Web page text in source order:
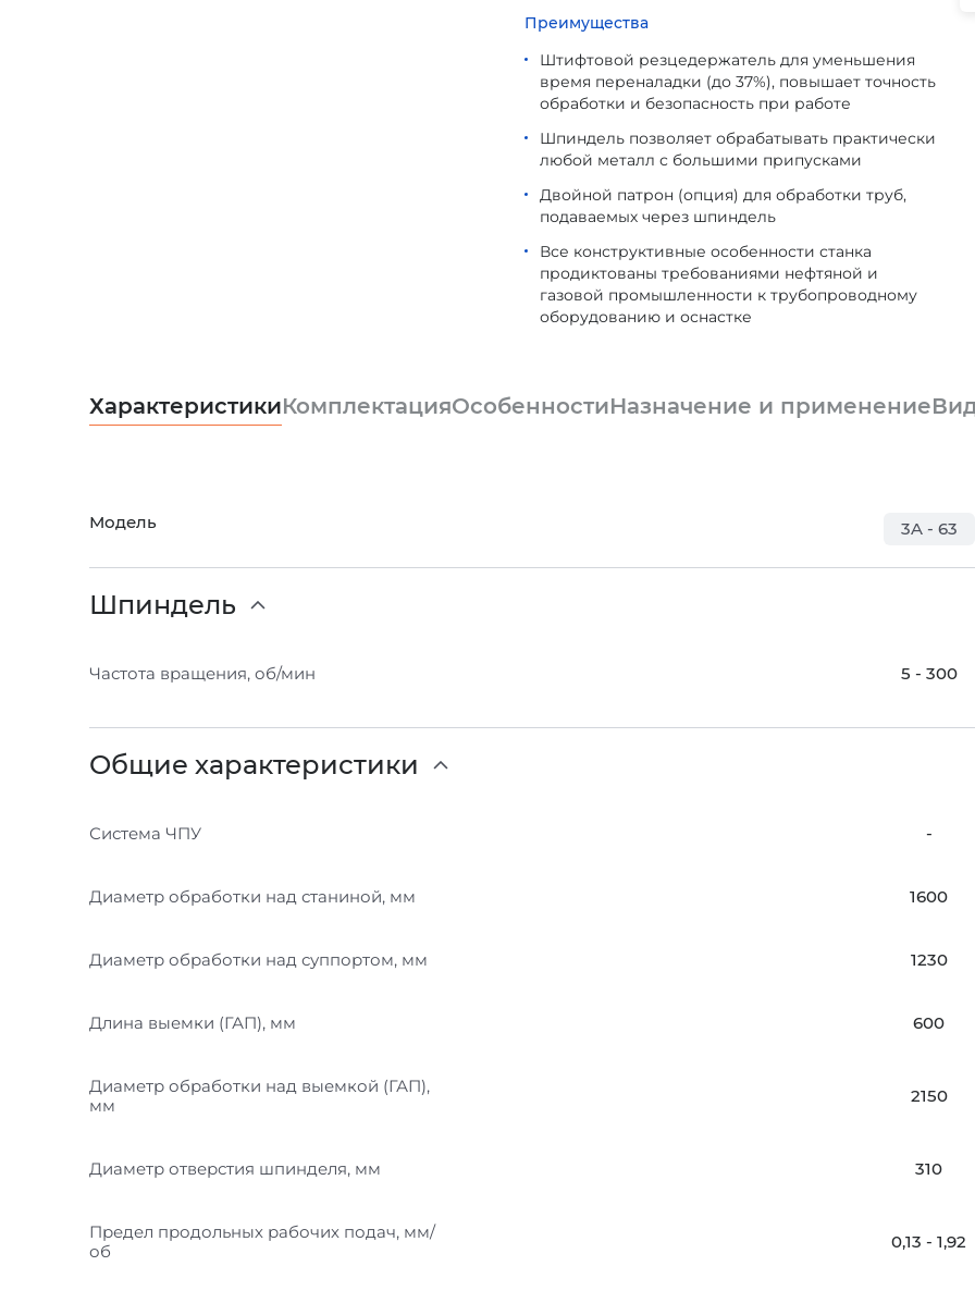
Преимущества
Штифтовой резцедержатель для уменьшения
время переналадки (до 37%), повышает точность
обработки и безопасность при работе
Шпиндель позволяет обрабатывать практически
любой металл с большими припусками
Двойной патрон (опция) для обработки труб,
подаваемых через шпиндель
Все конструктивные особенности станка
продиктованы требованиями нефтяной и
газовой промышленности к трубопроводному
оборудованию и оснастке
ХарактеристикиКомплектацияОсобенностиНазначение и применение
Модель 3A - 63
Шпиндель
Частота вращения, об/мин 5 - 300
Общие характеристики
Система ЧПУ -
Диаметр обработки над станиной, мм 1600
Диаметр обработки над суппортом, мм 1230
Длина выемки (ГАП), мм 600
Диаметр обработки над выемкой (ГАП),
мм
2150
Диаметр отверстия шпинделя, мм 310
Предел продольных рабочих подач, мм/
об
0,13 - 1,92